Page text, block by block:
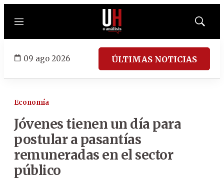
Menú
Mostrar
09 ago 2026 ÚLTIMAS NOTICIAS
Economía
Jóvenes tienen un día para
postular a pasantías
remuneradas en el sector
público